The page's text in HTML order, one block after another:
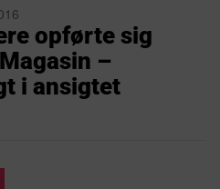
opførte sig
–
i ansigtet